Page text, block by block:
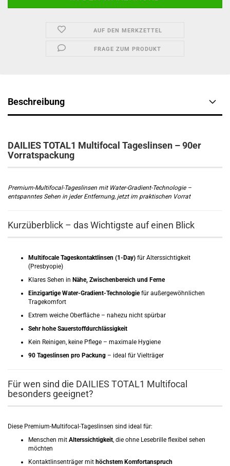
AUF DEN MERKZETTEL
FRAGE ZUM PRODUKT
Beschreibung
DAILIES TOTAL1 Multifocal Tageslinsen – 90er
Vorratspackung
Premium-Multifocal-Tageslinsen mit Water-Gradient-Technologie –
entspanntes Sehen in jeder Entfernung, jetzt im praktischen Vorrat
Kurzüberblick – das Wichtigste auf einen Blick
Multifocale Tageskontaktlinsen (1-Day) für Alterssichtigkeit
(Presbyopie)
Klares Sehen in Nähe, Zwischenbereich und Ferne
Einzigartige Water-Gradient-Technologiefür außergewöhnlichen
Tragekomfort
Extrem weiche Oberfläche – nahezu nicht spürbar
Sehr hohe Sauerstoffdurchlässigkeit
Kein Reinigen, keine Pflege – maximale Hygiene
90 Tageslinsen pro Packung – ideal für Vielträger
Für wen sind die DAILIES TOTAL1 Multifocal
besonders geeignet?
Diese Premium-Multifocal-Tageslinsen sind ideal für:
Menschen mit Alterssichtigkeit, die ohne Lesebrille flexibel sehen
möchten
Kontaktlinsenträger mit höchstem Komfortanspruch